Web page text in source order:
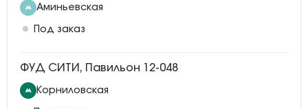
Аминьевская
Под заказ
ФУД СИТИ, Павильон 12-048
Корниловская